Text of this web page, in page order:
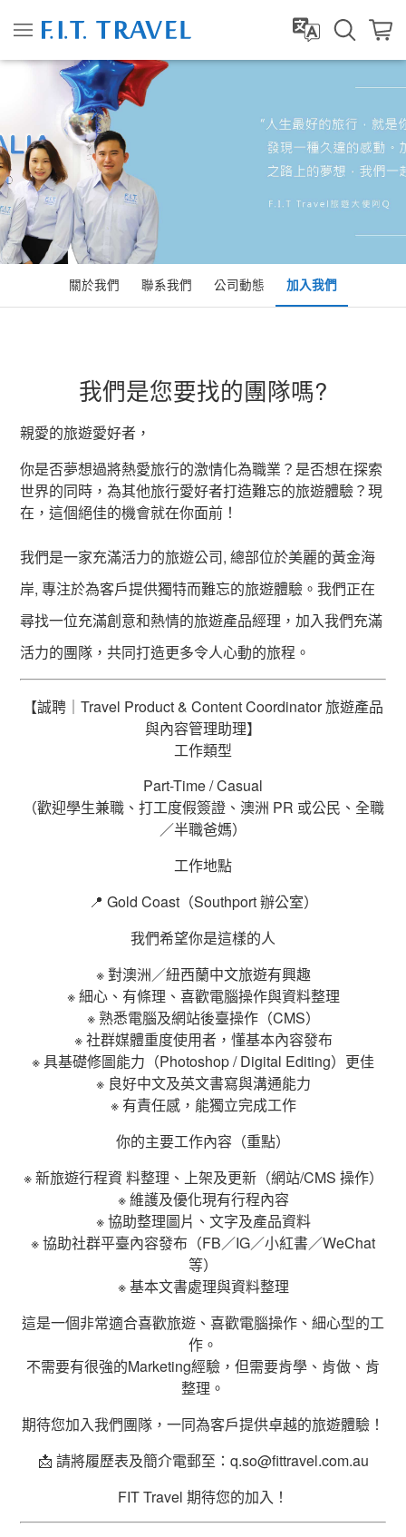
關於我們 聯系我們 公司動態 加入我們
我們是您要找的團隊嗎?
親愛的旅遊愛好者，
你是否夢想過將熱愛旅行的激情化為職業？是否想在探索
世界的同時，為其他旅行愛好者打造難忘的旅遊體驗？現
在，這個絕佳的機會就在你面前！
我們是一家充滿活力的旅遊公司, 總部位於美麗的黃金海
岸,專注於為客戶提供獨特而難忘的旅遊體驗。我們正在
尋找一位充滿創意和熱情的旅遊產品經理，加入我們充滿
活力的團隊，共同打造更多令人心動的旅程。
【誠聘｜Travel Product & Content Coordinator 旅遊產品
與內容管理助理】
工作類型
Part-Time / Casual
（歡迎學生兼職、打工度假簽證、澳洲 PR 或公民、全職
／半職爸媽）
工作地點
📍 Gold Coast（Southport 辦公室）
我們希望你是這樣的人
※ 對澳洲／紐西蘭中文旅遊有興趣
※ 細心、有條理、喜歡電腦操作與資料整理
※ 熟悉電腦及網站後臺操作（CMS）
※ 社群媒體重度使用者，懂基本內容發布
※ 具基礎修圖能力（Photoshop / Digital Editing）更佳
※ 良好中文及英文書寫與溝通能力
※ 有責任感，能獨立完成工作
你的主要工作內容（重點）
※ 新旅遊行程資 料整理、上架及更新（網站/CMS 操作）
※ 維護及優化現有行程內容
※ 協助整理圖片、文字及產品資料
※ 協助社群平臺內容發布（FB／IG／小紅書／WeChat
等）
※ 基本文書處理與資料整理
這是一個非常適合喜歡旅遊、喜歡電腦操作、細心型的工
作。
不需要有很強的Marketing經驗，但需要肯學、肯做、肯
整理。
期待您加入我們團隊，一同為客戶提供卓越的旅遊體驗！
📩 請將履歷表及簡介電郵至： q.so@fittravel.com.au
FIT Travel 期待您的加入！